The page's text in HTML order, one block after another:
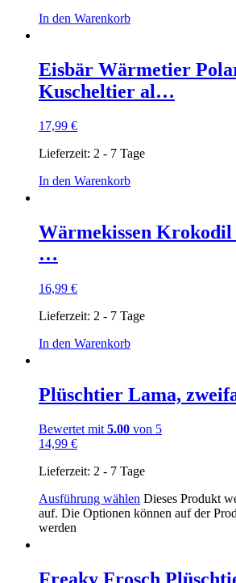
In den Warenkorb
Eisbär Wärmetier
Kuscheltier al…
17,99 €
Lieferzeit: 2 - 7 Tage
In den Warenkorb
Wärmekissen
…
16,99 €
Lieferzeit: 2 - 7 Tage
In den Warenkorb
Plüschtier Lama,
Bewertet mit 5.00 von 5
14,99 €
Lieferzeit: 2 - 7 Tage
Ausführung wählen Dieses Produkt
auf. Die Optionen können auf der
werden
Freaky Frosch